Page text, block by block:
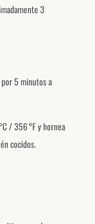
3
5 minutos a
/ 356 °F y hornea
cocidos.